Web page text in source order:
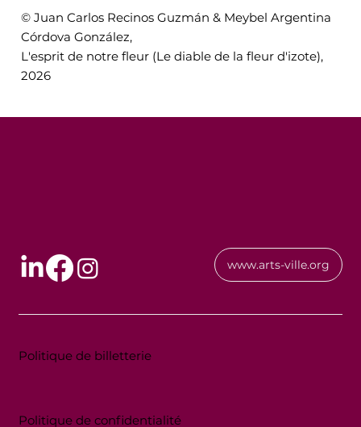
© Juan Carlos Recinos Guzmán & Meybel Argentina
Córdova González,
L'esprit de notre fleur (Le diable de la fleur d'izote),
2026
www.arts-ville.org
Politique de confidentialité
Politique de billetterie